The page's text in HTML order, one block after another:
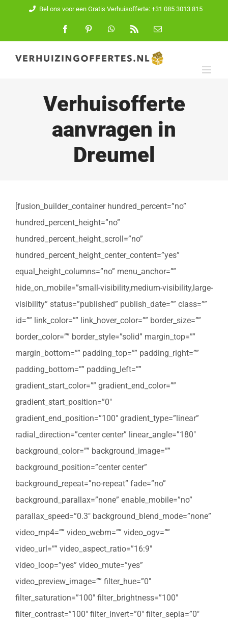
inhoud
Bel ons voor een Gratis Verhuisofferte: +31 085 3013 815
FacebookPinterest WhatsApp
E-
Verhuisofferte
aanvragen in
Dreumel
[fusion_builder_container hundred_percent=”no”
hundred_percent_height=”no”
hundred_percent_height_scroll=”no”
hundred_percent_height_center_content=”yes”
equal_height_columns=”no” menu_anchor=””
hide_on_mobile=”small-visibility,medium-visibility,large-
visibility” status=”published” publish_date=”” class=””
id=”” link_color=”” link_hover_color=”” border_size=””
border_color=”” border_style=”solid” margin_top=””
margin_bottom=”” padding_top=”” padding_right=””
padding_bottom=”” padding_left=””
gradient_start_color=”” gradient_end_color=””
gradient_start_position=”0″
gradient_end_position=”100″ gradient_type=”linear”
radial_direction=”center center” linear_angle=”180″
background_color=”” background_image=””
background_position=”center center”
background_repeat=”no-repeat” fade=”no”
background_parallax=”none” enable_mobile=”no”
parallax_speed=”0.3″ background_blend_mode=”none”
video_mp4=”” video_webm=”” video_ogv=””
video_url=”” video_aspect_ratio=”16:9″
video_loop=”yes” video_mute=”yes”
video_preview_image=”” filter_hue=”0″
filter_saturation=”100″ filter_brightness=”100″
filter_contrast=”100″ filter_invert=”0″ filter_sepia=”0″